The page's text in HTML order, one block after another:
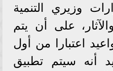
وزيري التنمية
على أن يتم
اعتبارا من أول
والتأكيد أنه سيتم تطبيق